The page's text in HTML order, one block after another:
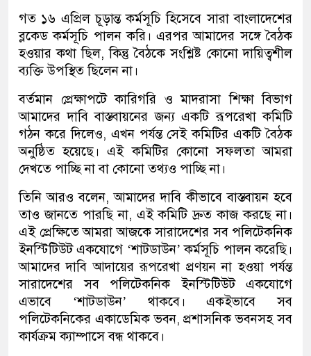
গত ১৬ এপ্রিল চূড়ান্ত কর্মসূচি হিসেবে সারা বাংলাদেশের
ব্লকেড কর্মসূচি পালন করি। এরপর আমাদের সঙ্গে বৈঠক
হওয়ার কথা ছিল, কিন্তু বৈঠকে সংশ্লিষ্ট কোনো দায়িত্বশীল
ব্যক্তি উপস্থিত ছিলেন না।
বর্তমান প্রেক্ষাপটে কারিগরি ও মাদরাসা শিক্ষা বিভাগ
আমাদের দাবি বাস্তবায়নের জন্য একটি রূপরেখা কমিটি
গঠন করে দিলেও, এখন পর্যন্ত সেই কমিটির একটি বৈঠক
অনুষ্ঠিত হয়েছে। এই কমিটির কোনো সফলতা আমরা
দেখতে পাচ্ছি না বা কোনো তথ্যও পাচ্ছি না।
তিনি আরও বলেন, আমাদের দাবি কীভাবে বাস্তবায়ন হবে
তাও জানতে পারছি না, এই কমিটি দ্রুত কাজ করছে না।
এই প্রেক্ষিতে আমরা আজকে সারাদেশের সব পলিটেকনিক
ইনস্টিটিউট একযোগে ‘শাটডাউন’ কর্মসূচি পালন করেছি।
আমাদের দাবি আদায়ের রূপরেখা প্রণয়ন না হওয়া পর্যন্ত
সারাদেশের সব পলিটেকনিক ইনস্টিটিউট একযোগে
এভাবে ‘শাটডাউন’ থাকবে। একইভাবে সব
পলিটেকনিকের একাডেমিক ভবন, প্রশাসনিক ভবনসহ সব
কার্যক্রম ক্যাম্পাসে বন্ধ থাকবে।